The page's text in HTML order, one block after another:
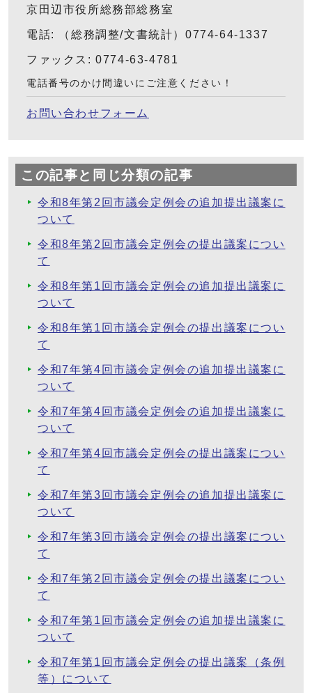
京田辺市役所総務部総務室
電話: （総務調整/文書統計）0774-64-1337
ファックス: 0774-63-4781
電話番号のかけ間違いにご注意ください！
お問い合わせフォーム
この記事と同じ分類の記事
令和8年第2回市議会定例会の追加提出議案に
ついて
令和8年第2回市議会定例会の提出議案につい
て
令和8年第1回市議会定例会の追加提出議案に
ついて
令和8年第1回市議会定例会の提出議案につい
て
令和7年第4回市議会定例会の追加提出議案に
ついて
令和7年第4回市議会定例会の追加提出議案に
ついて
令和7年第4回市議会定例会の提出議案につい
て
令和7年第3回市議会定例会の追加提出議案に
ついて
令和7年第3回市議会定例会の提出議案につい
て
令和7年第2回市議会定例会の提出議案につい
て
令和7年第1回市議会定例会の追加提出議案に
ついて
令和7年第1回市議会定例会の提出議案（条例
等）について